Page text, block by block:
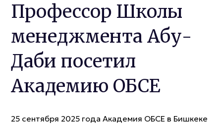
Профессор Школы
менеджмента Абу-
Даби посетил
Академию ОБСЕ
25 сентября 2025 года Академия ОБСЕ в Бишкеке